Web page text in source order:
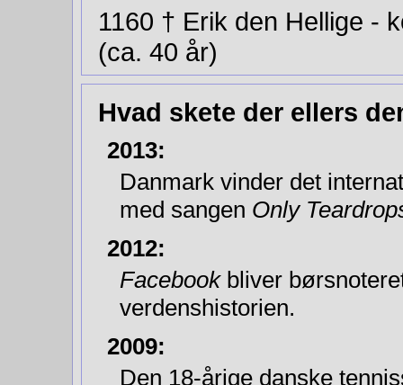
1160 † Erik den Hellige -
(ca. 40 år)
Hvad skete der ellers
2013:
Danmark vinder det
med sangen Only
2012:
Facebookbliver
verdenshistorien.
2009:
Den 18-årige danske